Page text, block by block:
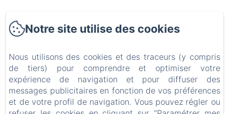
Plan du site
Blog
Notre site utilise des cookies
Nous utilisons des cookies et des traceurs (y compris
de tiers) pour comprendre et optimiser votre
expérience de navigation et pour diffuser des
messages publicitaires en fonction de vos préférences
et de votre profil de navigation. Vous pouvez régler ou